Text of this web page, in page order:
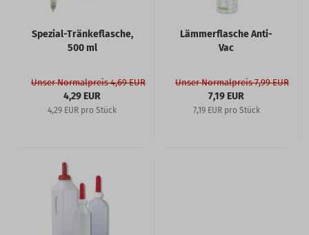
Spezial-Tränkeflasche,
500 ml
Unser Normalpreis 4,69 EUR
4,29 EUR
4,29 EUR pro Stück
Lämmerflasche Anti-
Vac
Unser Normalpreis 7,99 EUR
7,19 EUR
7,19 EUR pro Stück